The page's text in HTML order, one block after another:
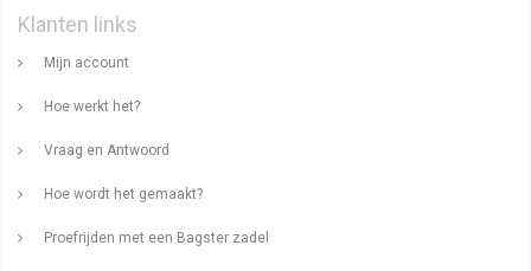
Klanten links
Mijn account
Hoe werkt het?
Vraag en Antwoord
Hoe wordt het gemaakt?
Proefrijden met een Bagster zadel